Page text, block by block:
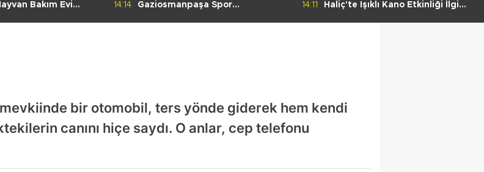
Bakım Evi
14:14
Gaziosmanpaşa Spor
14:11
Haliç'te Işıklı Kano Etkinliği İlgi
bir otomobil, ters yönde giderek hem kendi
canını hiçe saydı. O anlar, cep telefonu